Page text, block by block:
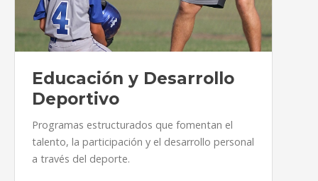
Educación y Desarrollo
Deportivo
Programas estructurados que fomentan el
talento, la participación y el desarrollo personal
a través del deporte.